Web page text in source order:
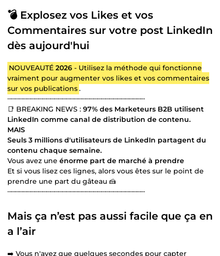
💣 Explosez vos Likes et vos
Commentaires sur votre post LinkedIn
dès aujourd'hui
NOUVEAUTÉ 2026- Utilisez la méthode qui fonctionne
vraiment pour augmenter vos likes et vos commentaires
sur vos publications.
┄┄┄┄┄┄┄┄┄┄┄┄┄┄┄┄┄┄┄┄┄┄┄┄┄┄┄┄┄┄┄┄┄┄┄
📑 BREAKING NEWS : 97% des Marketeurs B2B utilisent
LinkedIn comme canal de distribution de contenu.
MAIS
Seuls 3 millions d'utilisateurs de LinkedIn partagent du
contenu chaque semaine.
Vous avez une énorme part de marché à prendre
Et si vous lisez ces lignes, alors vous êtes sur le point de
prendre une part du gâteau 🍰
┄┄┄┄┄┄┄┄┄┄┄┄┄┄┄┄┄┄┄┄┄┄┄┄┄┄┄┄┄┄┄┄┄┄┄
Mais ça n’est pas aussi facile que ça en
a l’air
➡️ Vous n'avez que quelques secondes pour capter